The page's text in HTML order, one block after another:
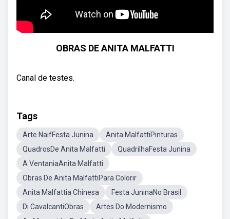
OBRAS DE ANITA MALFATTI
Canal de testes.
Tags
Arte NaifFesta Junina
Anita MalfattiPinturas
QuadrosDe Anita Malfatti
QuadrilhaFesta Junina
A VentaniaAnita Malfatti
Obras De Anita MalfattiPara Colorir
Anita Malfattia Chinesa
Festa JuninaNo Brasil
Di CavalcantiObras
Artes Do Modernismo